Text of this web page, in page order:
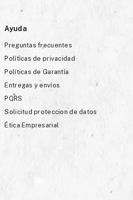
Ayuda
Preguntas frecuentes
Políticas de privacidad
Políticas de Garantía
Entregas y envíos
PQRS
Solicitud proteccion de datos
Ética Empresarial